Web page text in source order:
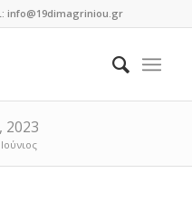
info@19dimagriniou.gr
2023
Ιούνιος